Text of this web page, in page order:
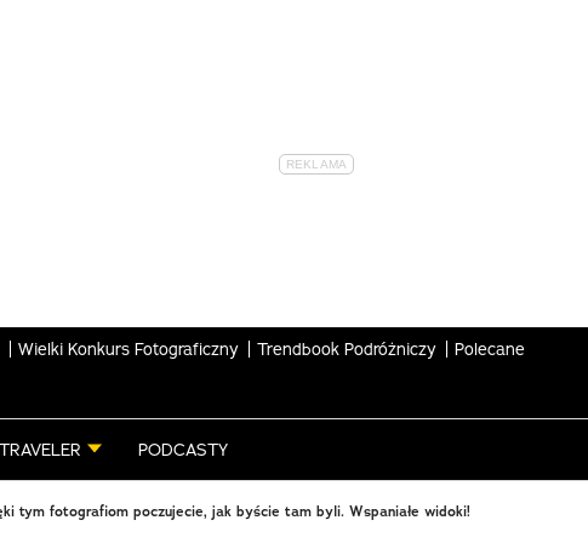
Wielki Konkurs Fotograficzny Trendbook Podróżniczy Polecane
TRAVELER PODCASTY
tym fotografiom poczujecie, jak byście tam byli. Wspaniałe widoki!